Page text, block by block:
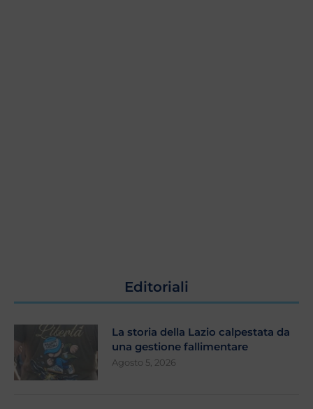
Editoriali
La storia della Lazio calpestata da
una gestione fallimentare
Agosto 5, 2026